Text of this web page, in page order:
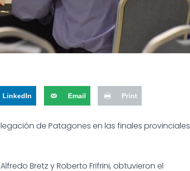
LinkedIn Email Print
de Patagones en las finales provinciales
Bretz y Roberto Frifrini, obtuvieron el